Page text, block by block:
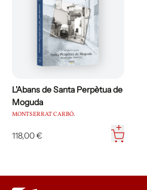
L'Abans de Santa Perpètua de
Moguda
MONTSERRAT CARBÓ.
118,00 €